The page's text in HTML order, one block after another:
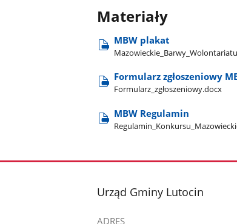
Materiały
MBW plakat
Formularz zgłoszeniowy
Formularz​_zgłoszeniowy.docx
MBW Regulamin
stopka
Urząd Gminy Lutocin
ADRES